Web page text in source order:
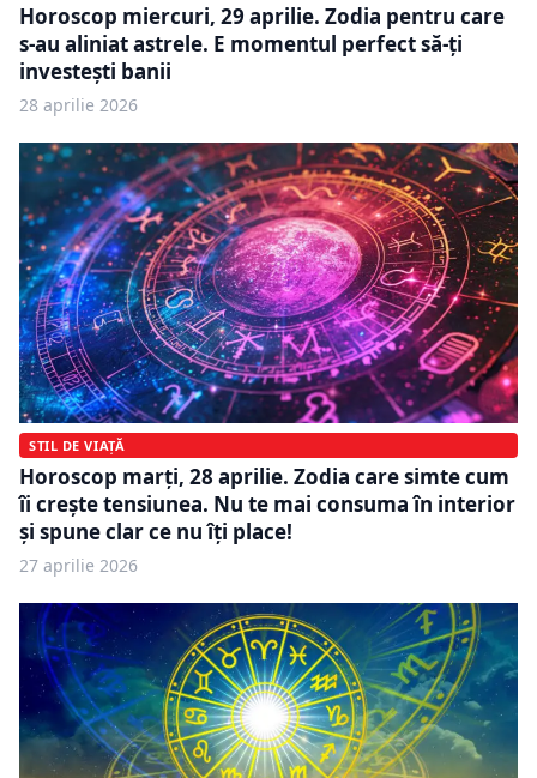
Horoscop miercuri, 29 aprilie. Zodia pentru care
s-au aliniat astrele. E momentul perfect să-ți
investești banii
28 aprilie 2026
STIL DE VIAȚĂ
Horoscop marți, 28 aprilie. Zodia care simte cum
îi crește tensiunea. Nu te mai consuma în interior
și spune clar ce nu îți place!
27 aprilie 2026